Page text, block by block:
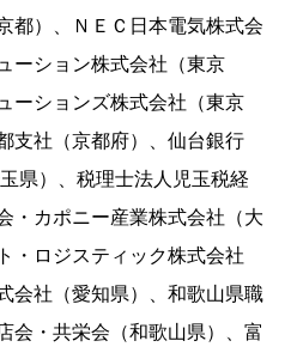
都）、ＮＥＣ日本電気株式会
ーション株式会社（東京
ーションズ株式会社（東京
支社（京都府）、仙台銀行
県）、税理士法人児玉税経
・カポニー産業株式会社（大
・ロジスティック株式会社
会社（愛知県）、和歌山県職
会・共栄会（和歌山県）、富